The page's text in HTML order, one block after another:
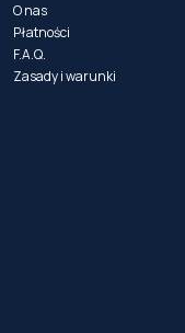
O nas
Płatności
F.A.Q.
Zasady i warunki